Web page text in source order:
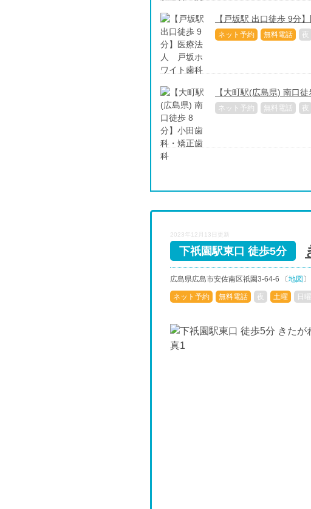
【戸坂駅 出口徒歩 9分
ネット予約 無料電話 夜
【大町駅(広島県) 南口
ネット予約 無料電話 夜
2023年12月13日更新
下祇園駅東口 徒歩5分
広島県広島市安佐南区祇園3-64-6 〔地図 〕
ネット予約 無料電話 夜 土曜 日曜